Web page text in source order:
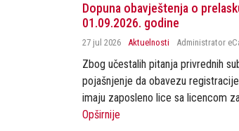
Dopuna obavještenja o
01.09.2026. godine
27 jul 2026 Aktuelnosti Administrator
Zbog učestalih pitanja privrednih
pojašnjenje da obavezu
imaju zaposleno lice sa licencom
Opširnije